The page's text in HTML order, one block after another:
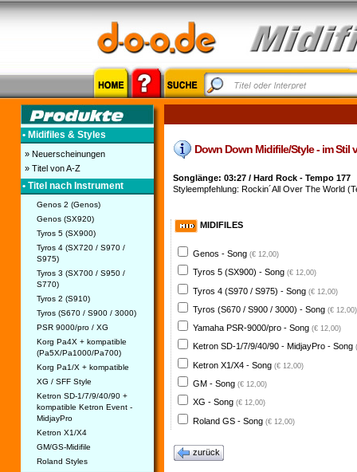
• Midifiles & Styles
» Neuerscheinungen
» Titel von A-Z
• Titel nach Instrument
Genos 2 (Genos)
Genos (SX920)
Tyros 5 (SX900)
Tyros 4 (SX720 / S970 /
S975)
Tyros 3 (SX700 / S950 /
S770)
Tyros 2 (S910)
Tyros (S670 / S900 / 3000)
PSR 9000/pro / XG
Korg Pa4X + kompatible
(Pa5X/Pa1000/Pa700)
Korg Pa1/X + kompatible
XG / SFF Style
Ketron SD-1/7/9/40/90 +
kompatible Ketron Event -
MidjayPro
Ketron X1/X4
GM/GS-Midifile
Roland Styles
Down Down Midifile/Style - im Stil
Songlänge: 03:27 / Hard Rock - Tempo 177
Styleempfehlung: Rockin´All Over The World
MIDIFILES
Genos - Song (€ 12,00)
Tyros 5 (SX900) - Song (€ 12,00)
Tyros 4 (S970 / S975) - Song (€ 12,00)
Tyros (S670 / S900 / 3000) - Song (€ 12,00)
Yamaha PSR-9000/pro - Song (€ 12,00)
Ketron SD-1/7/9/40/90 - MidjayPro - Song
Ketron X1/X4 - Song (€ 12,00)
GM - Song (€ 12,00)
XG - Song (€ 12,00)
Roland GS - Song (€ 12,00)
zurück